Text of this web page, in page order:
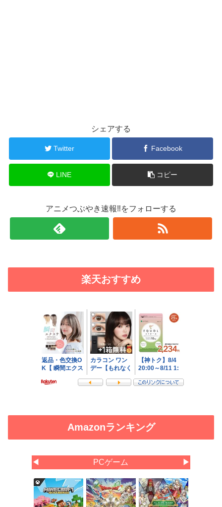
シェアする
Twitter Facebook
LINE コピー
アニメつぶやき速報‼をフォローする
楽天おすすめ
Amazonランキング
◀ PCゲーム ▶